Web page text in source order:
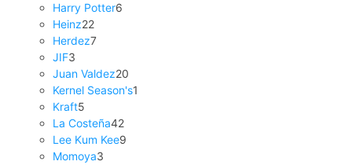
Harry Potter6
Heinz22
Herdez7
JIF3
Juan Valdez20
Kernel Season's1
Kraft5
La Costeña42
Lee Kum Kee9
Momoya3